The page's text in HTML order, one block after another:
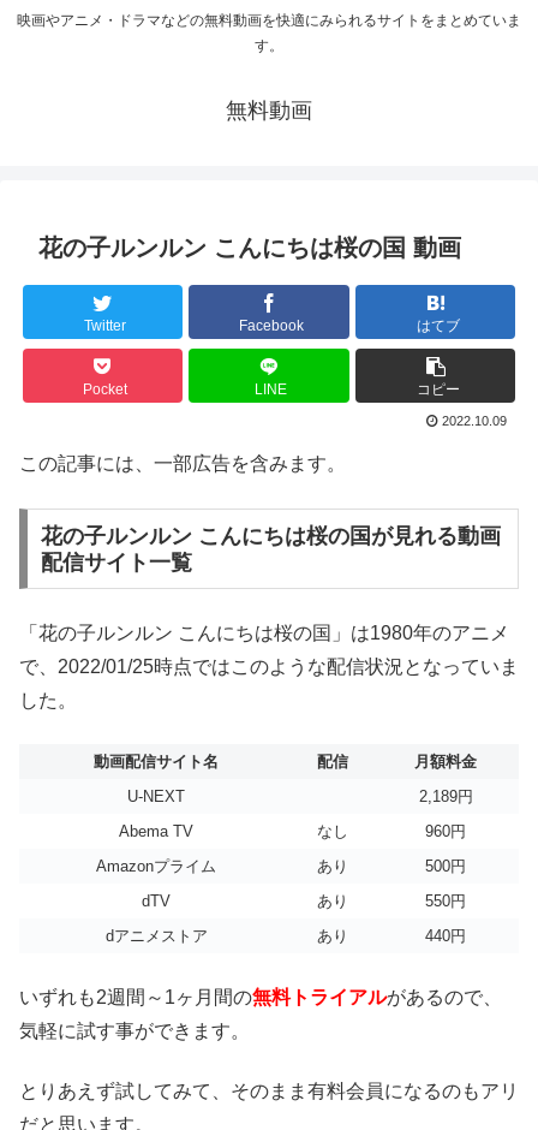
映画やアニメ・ドラマなどの無料動画を快適にみられるサイトをまとめていま
す。
無料動画
花の子ルンルン こんにちは桜の国 動画
Twitter Facebook はてブ
Pocket LINE コピー
2022.10.09
この記事には、一部広告を含みます。
花の子ルンルン こんにちは桜の国が見れる動画
配信サイト一覧
「花の子ルンルン こんにちは桜の国」は1980年のアニメ
で、2022/01/25時点ではこのような配信状況となっていま
した。
動画配信サイト名 配信
月額料金
U-NEXT
2,189円
Abema TV
なし
960円
Amazonプライム
あり
500円
dTV
あり
550円
dアニメストア
あり 440円
いずれも2週間～1ヶ月間の無料トライアルがあるので、
気軽に試す事ができます。
とりあえず試してみて、そのまま有料会員になるのもアリ
だと思います。